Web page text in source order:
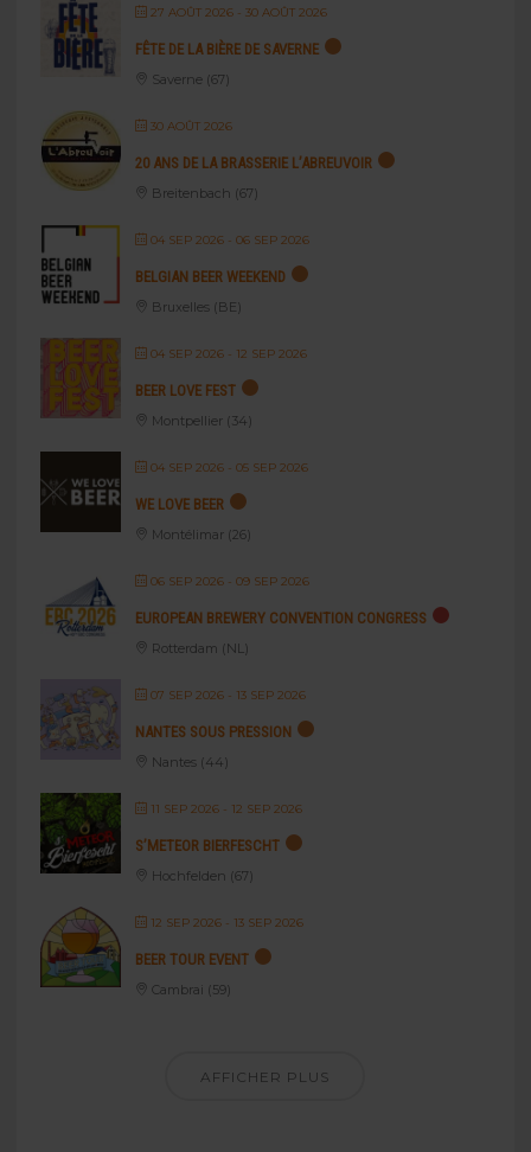
27 AOÛT 2026- 30 AOÛT 2026
FÊTE DE LA BIÈRE DE SAVERNE
Saverne (67)
30 AOÛT 2026
20 ANS DE LA BRASSERIE L’ABREUVOIR
Breitenbach (67)
04 SEP 2026- 06 SEP 2026
BELGIAN BEER WEEKEND
Bruxelles (BE)
04 SEP 2026- 12 SEP 2026
BEER LOVE FEST
Montpellier (34)
04 SEP 2026- 05 SEP 2026
WE LOVE BEER
Montélimar (26)
06 SEP 2026- 09 SEP 2026
EUROPEAN BREWERY CONVENTION CONGRESS
Rotterdam (NL)
07 SEP 2026- 13 SEP 2026
NANTES SOUS PRESSION
Nantes (44)
11 SEP 2026- 12 SEP 2026
S’METEOR BIERFESCHT
Hochfelden (67)
12 SEP 2026- 13 SEP 2026
BEER TOUR EVENT
Cambrai (59)
AFFICHER PLUS